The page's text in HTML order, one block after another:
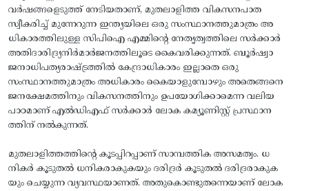
വർഷങ്ങളെടുത്ത് നേടിയതാണ്‌, മുതലാളിത്ത വികസനപാത
സ്വീകരിച്ച് മുന്നേറുന്ന ഇന്ത്യയിലെ ഒരു സംസ്ഥാനത്തുമാത്രം അ
ധികാരത്തിലുള്ള സിപിഐ എമ്മിന്റെ നേതൃത്വത്തിലെ സർക്കാർ
അതിദാരിദ്ര്യനിർമാർജനത്തിലൂടെ കൈവരിക്കുന്നത്. ബൂർഷ്വാ
ജനാധിപത്യരാഷ്ട്രത്തിൽ കേന്ദ്രാധികാരം ഇല്ലാതെ ഒരു
സംസ്ഥാനത്തുമാത്രം അധികാരം കൈയാളുമ്പോഴും അതെങ്ങനെ
ജനക്ഷേമത്തിനും വികസനത്തിനും ഉപയോഗിക്കാമെന്ന വലിയ
പാഠമാണ് എൽഡിഎഫ് സർക്കാർ ലോക കമ്യൂണിസ്റ്റ് പ്രസ്ഥാന
ത്തിന് നൽകുന്നത്.
മുതലാളിത്തത്തിന്റെ കൂടപ്പിറപ്പാണ് സാമ്പത്തിക അസമത്വം. ധ
നികർ കൂടുതൽ ധനികരാകുകയും ദരിദ്രർ കൂടുതൽ ദരിദ്രരാകുക
യും ചെയ്യുന്ന വ്യവസ്ഥയാണത്. അതുകൊണ്ടുതന്നെയാണ് ലോക